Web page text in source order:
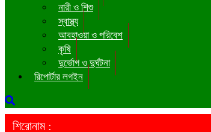
নারী ও শিশু
স্বাস্থ্য
আবহাওয়া ও পরিবেশ
কৃষি
দুর্ভোগ ও দুর্ঘটনা
রিপোর্টার লগইন
শিরোনাম :